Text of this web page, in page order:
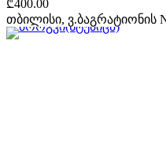
₾400.00
თბილისი, ვ.ბაგრატიონის